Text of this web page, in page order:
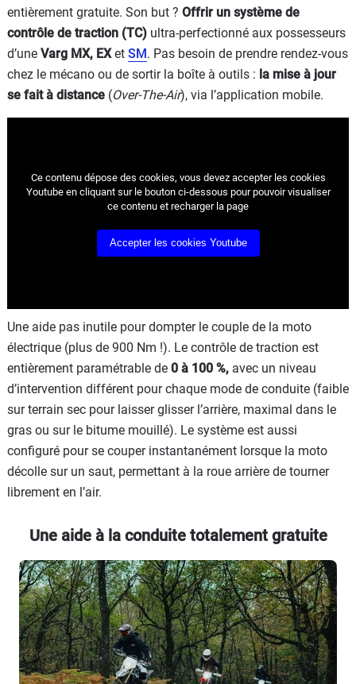
entièrement gratuite. Son but ? Offrir un système de
contrôle de traction (TC) ultra-perfectionné aux possesseurs
d’une Varg MX, EXet SM. Pas besoin de prendre rendez-vous
chez le mécano ou de sortir la boîte à outils : la mise à jour
se fait à distance (Over-The-Air), via l’application mobile.
Ce contenu dépose des cookies, vous devez accepter les cookies
Youtubeen cliquant sur le bouton ci-dessous pour pouvoir visualiser
ce contenu et recharger la page
Accepter les cookies Youtube
Une aide pas inutile pour dompter le couple de la moto
électrique (plus de 900 Nm !). Le contrôle de traction est
entièrement paramétrable de 0 à 100 %, avec un niveau
d’intervention différent pour chaque mode de conduite (faible
sur terrain sec pour laisser glisser l’arrière, maximal dans le
gras ou sur le bitume mouillé). Le système est aussi
configuré pour se couper instantanément lorsque la moto
décolle sur un saut, permettant à la roue arrière de tourner
librement en l’air.
Une aide à la conduite totalement gratuite